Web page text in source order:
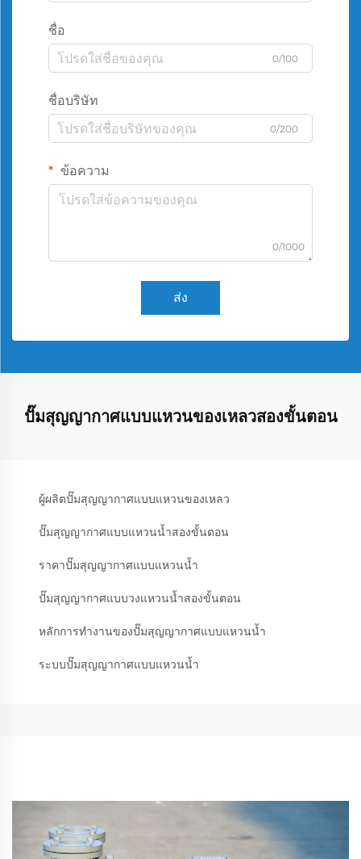
ชื่อ
0/100
ชื่อบริษัท
0/200
ข้อความ
0/1000
ส่ง
ปั๊มสุญญากาศแบบแหวนของเหลวสองขั้นตอน
ผู้ผลิตปั๊มสุญญากาศแบบแหวนของเหลว
ปั๊มสุญญากาศแบบแหวนน้ำสองขั้นตอน
ราคาปั๊มสุญญากาศแบบแหวนน้ำ
ปั๊มสุญญากาศแบบวงแหวนน้ำสองขั้นตอน
หลักการทำงานของปั๊มสุญญากาศแบบแหวนน้ำ
ระบบปั๊มสุญญากาศแบบแหวนน้ำ